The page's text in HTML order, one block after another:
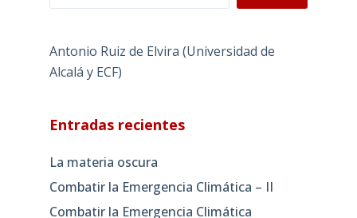
Antonio Ruiz de Elvira (Universidad de
Alcalá y ECF)
Entradas recientes
La materia oscura
Combatir la Emergencia Climática – II
Combatir la Emergencia Climática